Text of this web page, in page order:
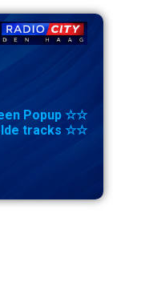
Popup ☆☆
tracks ☆☆